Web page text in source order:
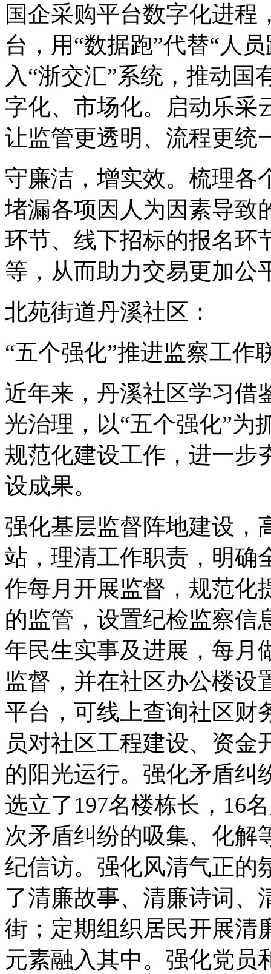
国企采购平台数字化进程
台，用“数据跑”代替“人
入“浙交汇”系统，推动国
字化、市场化。启动乐采
让监管更透明、流程更统
守廉洁，增实效。梳理各
堵漏各项因人为因素导致
环节、线下招标的报名环
等，从而助力交易更加公
北苑街道丹溪社区：
“五个强化”推进监察工作
近年来，丹溪社区学习借
光治理，以“五个强化”为
规范化建设工作，进一步
设成果。
强化基层监督阵地建设，
站，理清工作职责，明确
作每月开展监督，规范化
的监管，设置纪检监察信
年民生实事及进展，每月
监督，并在社区办公楼设
平台，可线上查询社区财
员对社区工程建设、资金
的阳光运行。强化矛盾纠
选立了197名楼栋长，16
次矛盾纠纷的吸集、化解
纪信访。强化风清气正的
了清廉故事、清廉诗词、
街；定期组织居民开展清
元素融入其中。强化党员